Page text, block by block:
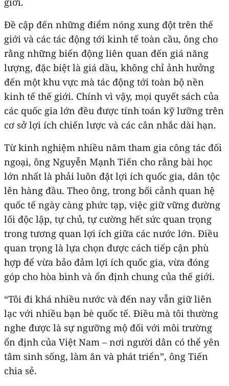
Đề cập đến những điểm nóng xung đột trên thế
giới và các tác động tới kinh tế toàn cầu, ông cho
rằng những biến động liên quan đến giá năng
lượng, đặc biệt là giá dầu, không chỉ ảnh hưởng
đến một khu vực mà tác động tới toàn bộ nền
kinh tế thế giới. Chính vì vậy, mọi quyết sách của
các quốc gia lớn đều được tính toán kỹ lưỡng trên
cơ sở lợi ích chiến lược và các cân nhắc dài hạn.
Từ kinh nghiệm nhiều năm tham gia công tác đối
ngoại, ông Nguyễn Mạnh Tiến cho rằng bài học
lớn nhất là phải luôn đặt lợi ích quốc gia, dân tộc
lên hàng đầu. Theo ông, trong bối cảnh quan hệ
quốc tế ngày càng phức tạp, việc giữ vững đường
lối độc lập, tự chủ, tự cường hết sức quan trọng
trong tương quan lợi ích giữa các nước lớn. Điều
quan trọng là lựa chọn được cách tiếp cận phù
hợp để vừa bảo đảm lợi ích quốc gia, vừa đóng
góp cho hòa bình và ổn định chung của thế giới.
“Tôi đi khá nhiều nước và đến nay vẫn giữ liên
lạc với nhiều bạn bè quốc tế. Điều mà tôi thường
nghe được là sự ngưỡng mộ đối với môi trường
ổn định của Việt Nam – nơi người dân có thể yên
tâm sinh sống, làm ăn và phát triển”, ông Tiến
chia sẻ.